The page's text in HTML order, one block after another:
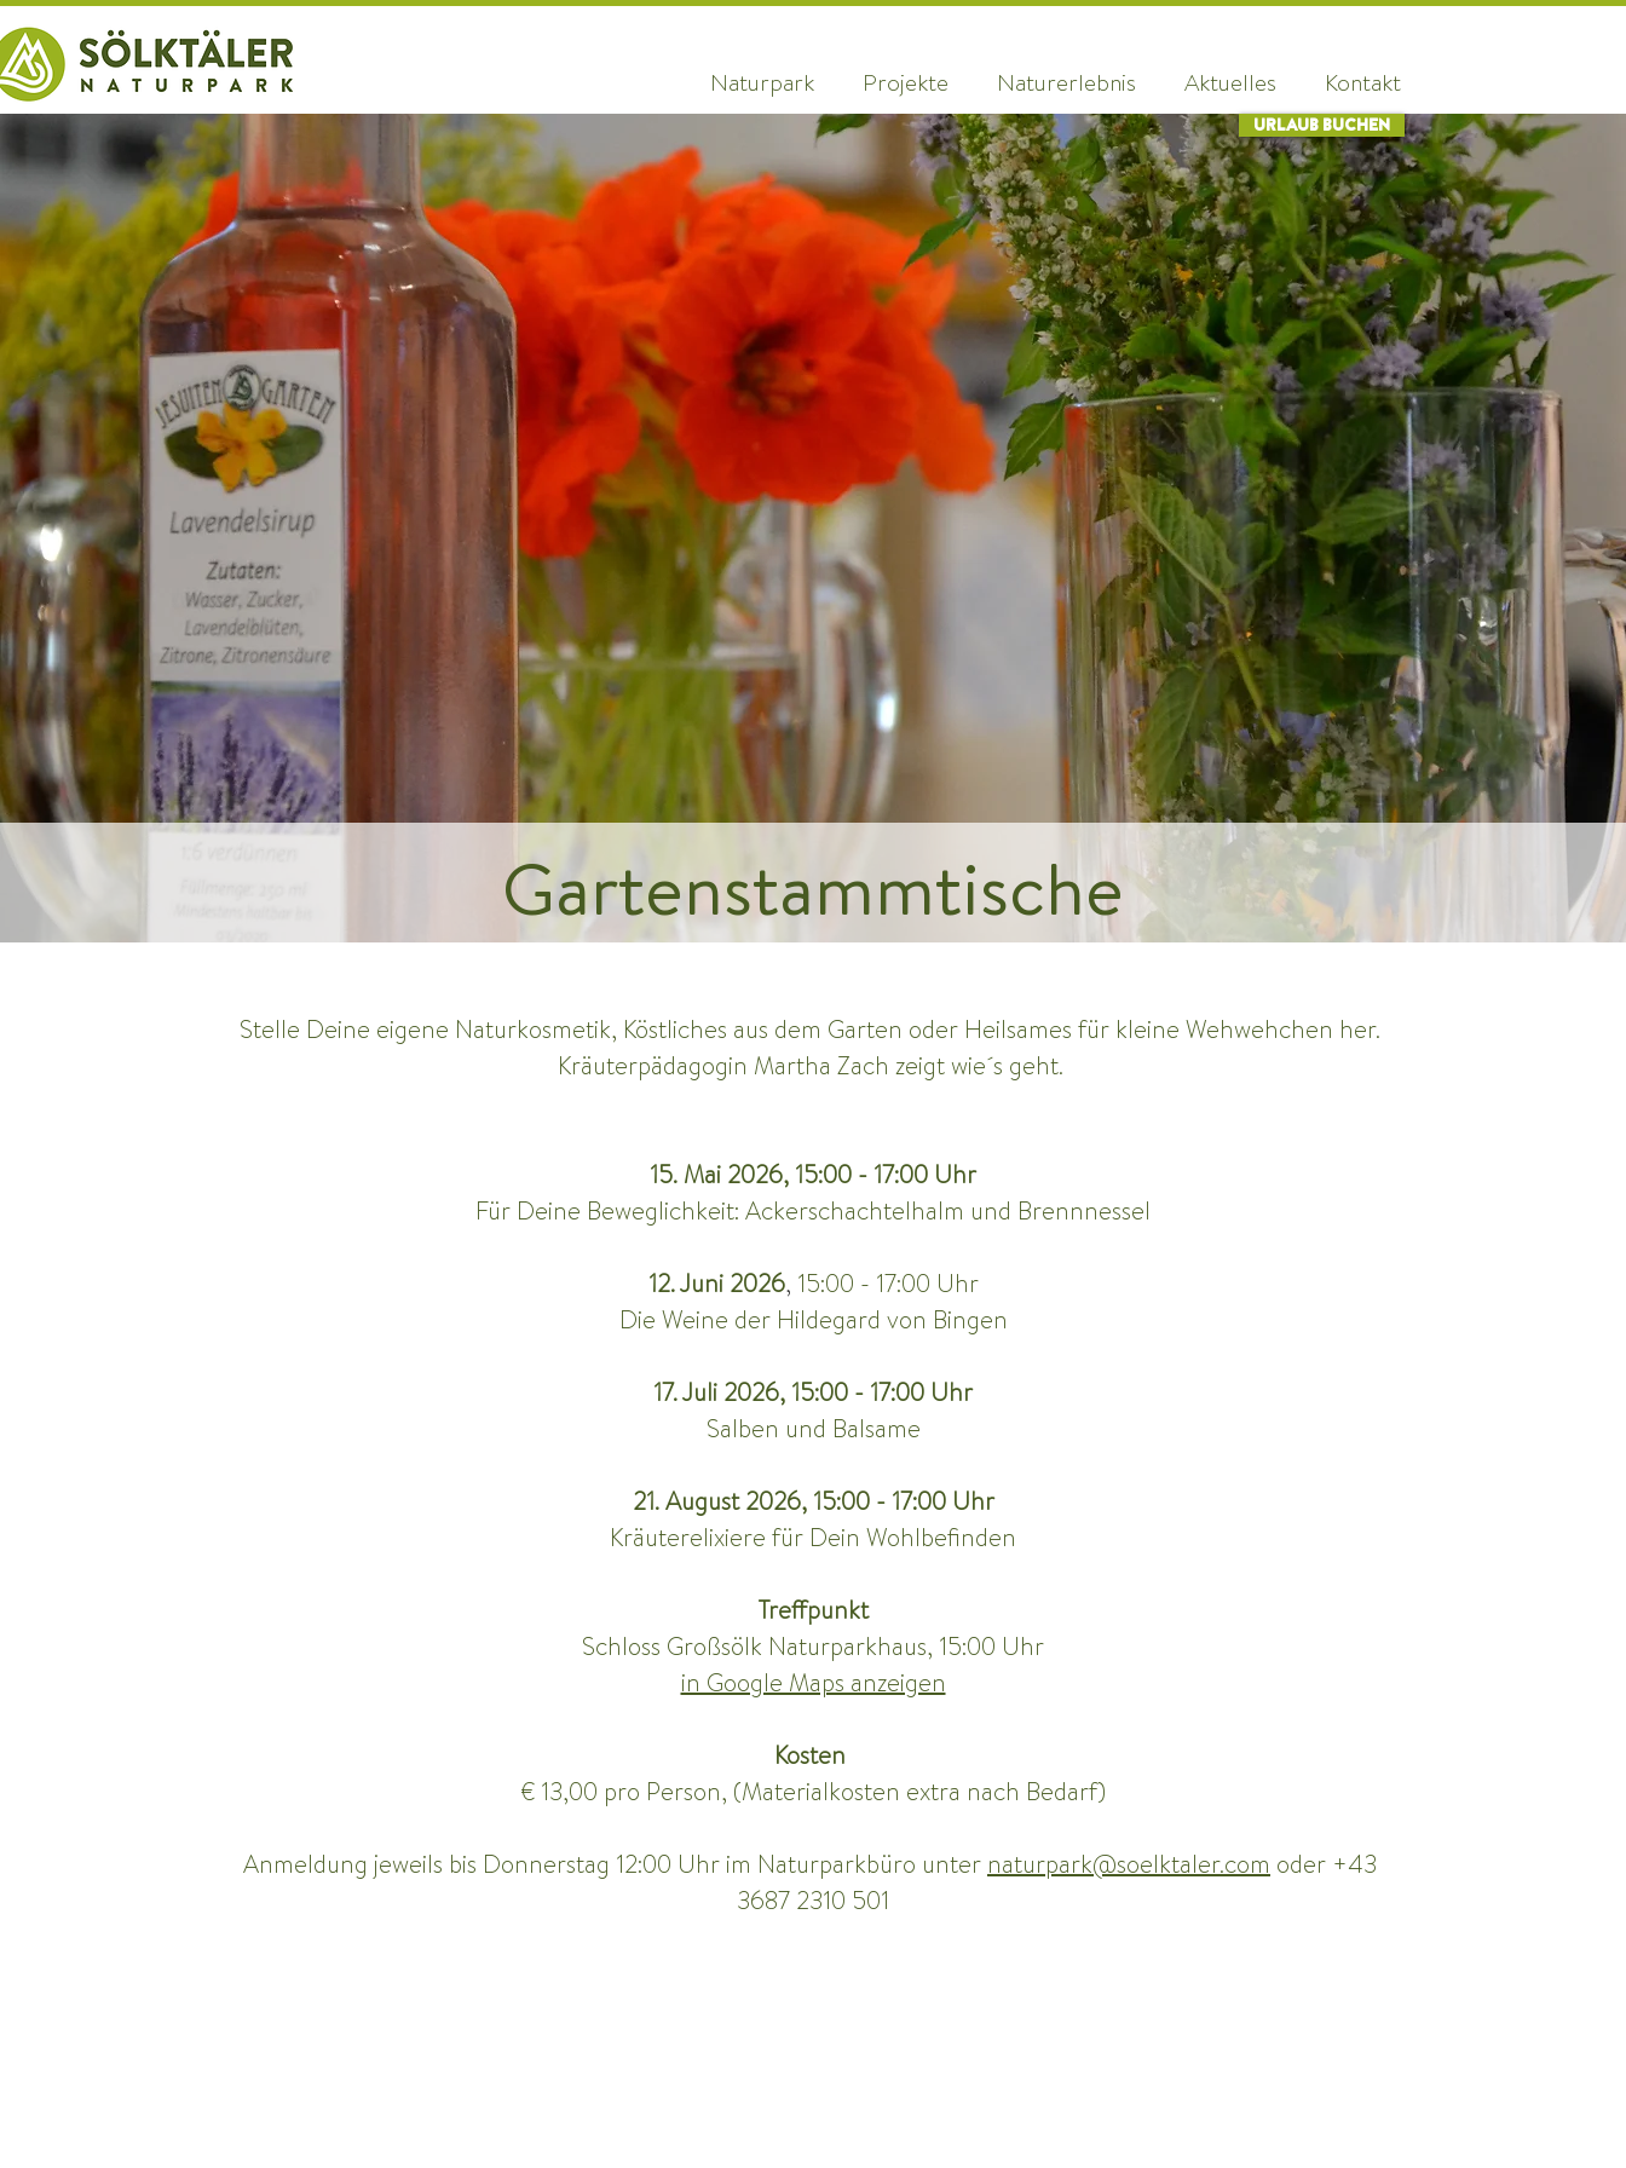
Naturpark Projekte Naturerlebnis Aktuelles Kontakt
URLAUB BUCHEN
Gartenstammtische
Stelle Deine eigene Naturkosmetik, Köstliches aus dem Garten oder Heilsames für kleine Wehwehchen her.
Kräuterpädagogin Martha Zach zeigt wie´s geht.
15. Mai 2026, 15:00 - 17:00 Uhr
Für Deine Beweglichkeit: Ackerschachtelhalm und Brennnessel
12. Juni 2026, 15:00 - 17:00 Uhr
Die Weine der Hildegard von Bingen
17. Juli 2026, 15:00 - 17:00 Uhr
Salben und Balsame​
21. August 2026, 15:00 - 17:00 Uhr
Kräuterelixiere für Dein Wohlbefinden
Treffpunkt
Schloss Großsölk Naturparkhaus, 15:00 Uhr
in Google Maps anzeigen
Kosten
€ 13,00 pro Person, (Materialkosten extra nach Bedarf)
Anmeldung jeweils bis Donnerstag 12:00 Uhr im Naturparkbüro unter naturpark@soelktaler.com oder +43
3687 2310 501